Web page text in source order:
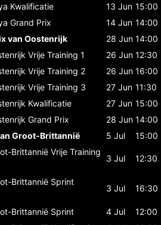
Kwalificatie 13 Jun 15:00
Grand Prix 14 Jun 14:00
van Oostenrijk
28 Jun 14:00
Vrije Training 1 26 Jun 12:30
Vrije Training 2 26 Jun 16:00
Vrije Training 3 27 Jun 11:30
Kwalificatie 27 Jun 15:00
Grand Prix 28 Jun 14:00
Groot-Brittannië
5 Jul
15:00
Brittannië Vrije Training
3 Jul 12:30
Brittannië Sprint
3 Jul 16:30
Brittannië Sprint 4 Jul
12:00